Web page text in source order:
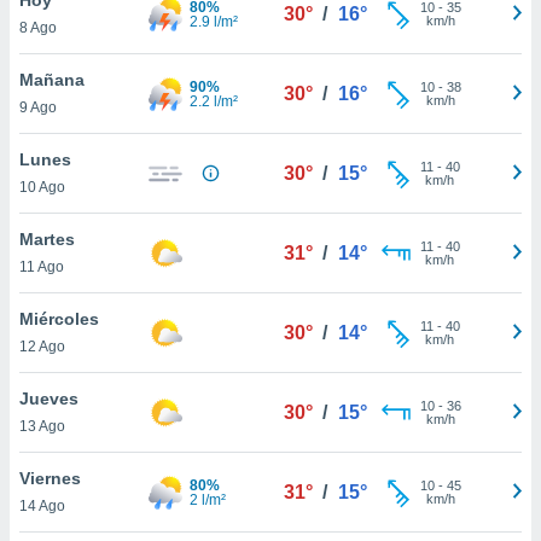
en
más
nuestra
de
cookies
aceptar
8 Ago
80%
2.9 l/m²
30° / 16° 10- 35
km/h
Mañana
9 Ago
90%
2.2 l/m²
30° / 16° 10- 38
km/h
Lunes
10 Ago
30° / 15° 11 - 40
km/h
Martes
11 Ago
31° / 14° 11 - 40
km/h
Miércoles
12 Ago
30° / 14° 11 - 40
km/h
Jueves
13 Ago
30° / 15° 10- 36
km/h
Viernes
14 Ago
80%
2 l/m²
31° / 15° 10- 45
km/h